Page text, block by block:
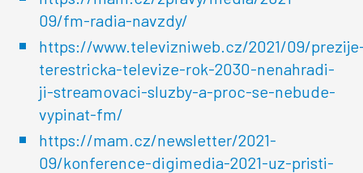
09/fm-radia-navzdy/
https://www.televizniweb.cz/2021/09/
terestricka-televize-rok-2030-nenahradi-
ji-streamovaci-sluzby-a-proc-se-nebude-
vypinat-fm/
https://mam.cz/newsletter/2021-
09/konference-digimedia-2021-uz-pristi-